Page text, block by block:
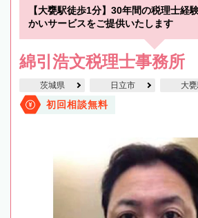
【大甕駅徒歩1分】30年間の税理士経
かいサービスをご提供いたします
綿引浩文税理士事務所
茨城県 日立市 大
初回相談無料